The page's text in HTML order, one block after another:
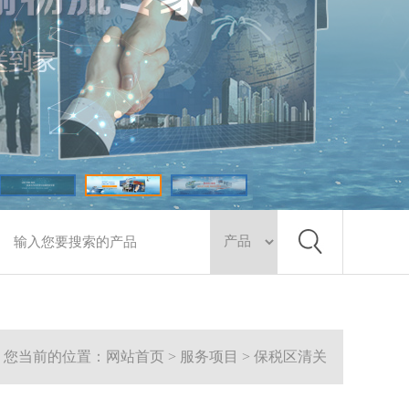
您当前的位置：网站首页 > 服务项目 > 保税区清关